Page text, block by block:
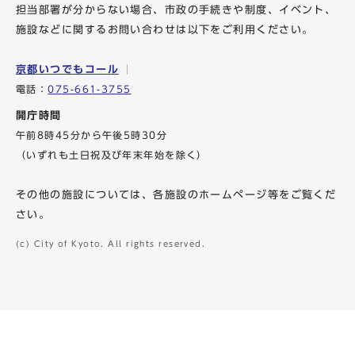
担当部署が分からない場合、市政の手続きや制度、イベント、
施設などに関するお問い合わせは以下をご利用ください。
京都いつでもコール
電話：075-661-3755
開庁時間
午前8時45分から午後5時30分
（いずれも土日祝及び年末年始を除く）
その他の施設については、各施設のホームページ等をご覧くだ
さい。
(c) City of Kyoto. All rights reserved.